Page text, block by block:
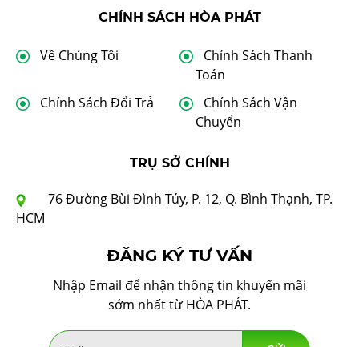
CHÍNH SÁCH HÒA PHÁT
Về Chúng Tôi
Chính Sách Thanh
Toán
Chính Sách Đổi Trả
Chính Sách Vận
Chuyển
TRỤ SỞ CHÍNH
76 Đường Bùi Đình Túy, P. 12, Q. Bình Thạnh, TP.
HCM
ĐĂNG KÝ TƯ VẤN
Nhập Email để nhận thông tin khuyến mãi
sớm nhất từ HÒA PHÁT.